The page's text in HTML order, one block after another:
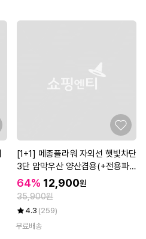
[1+1] 메종플라워 자외선 햇빛차단
3단 암막우산 양산겸용(+전용파
우치)
64% 12,900원
35,900원
4.3 (259)
무료배송